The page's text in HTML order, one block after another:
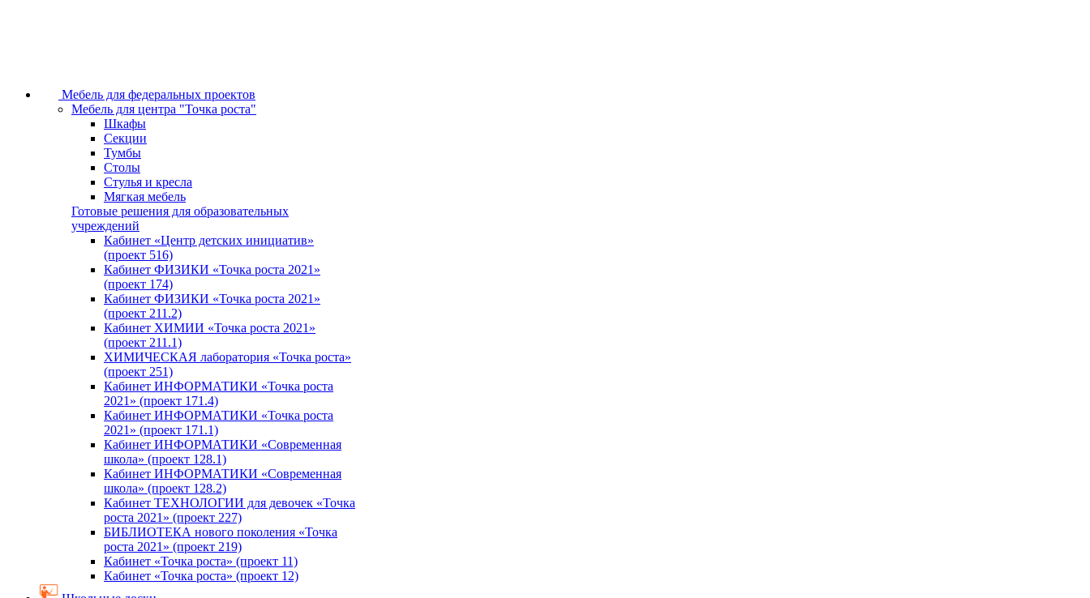
Мебель для федеральных проектов
Мебель для центра "Точка роста"
Шкафы
Секции
Тумбы
Столы
Стулья и кресла
Мягкая мебель
Готовые решения для образовательных
учреждений
Кабинет «Центр детских инициатив»
(проект 516)
Кабинет ФИЗИКИ «Точка роста 2021»
(проект 174)
Кабинет ФИЗИКИ «Точка роста 2021»
(проект 211.2)
Кабинет ХИМИИ «Точка роста 2021»
(проект 211.1)
ХИМИЧЕСКАЯ лаборатория «Точка роста»
(проект 251)
Кабинет ИНФОРМАТИКИ «Точка роста
2021» (проект 171.4)
Кабинет ИНФОРМАТИКИ «Точка роста
2021» (проект 171.1)
Кабинет ИНФОРМАТИКИ «Современная
школа» (проект 128.1)
Кабинет ИНФОРМАТИКИ «Современная
школа» (проект 128.2)
Кабинет ТЕХНОЛОГИИ для девочек «Точка
роста 2021» (проект 227)
БИБЛИОТЕКА нового поколения «Точка
роста 2021» (проект 219)
Кабинет «Точка роста» (проект 11)
Кабинет «Точка роста» (проект 12)